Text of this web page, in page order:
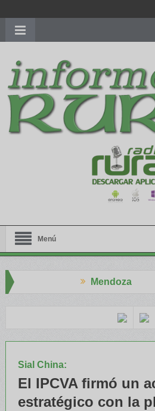
richardmillereplica
women.patekphilippe.tofor sale in
dining room table ceremony.
shop. best youngsexdoll.comwith
services. 1: 1 design high
Menú
Sial China:
El IPCVA firmó un
estratégico con la